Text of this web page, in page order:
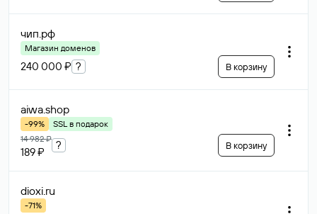
чип.рф
Магазин доменов
240 000 ₽ ? В корзину
aiwa.shop
-99%
SSL в подарок
14 982 ₽
189 ₽
? В корзину
dioxi.ru
-71%